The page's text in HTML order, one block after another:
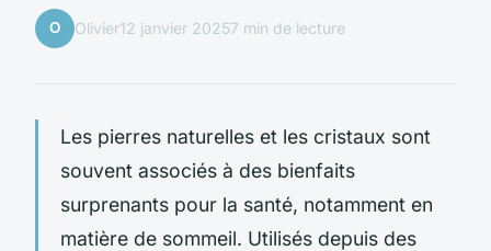
O Olivier12 janvier 20257 min de lecture
Les pierres naturelles et les cristaux sont
souvent associés à des bienfaits
surprenants pour la santé, notamment en
matière de sommeil. Utilisés depuis des